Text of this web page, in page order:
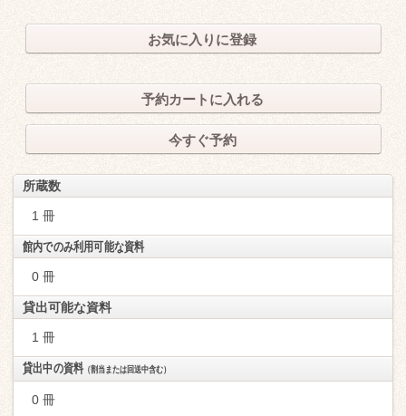
お気に入りに登録
予約カートに入れる
今すぐ予約
所蔵数
1 冊
館内でのみ利用可能な資料
0 冊
貸出可能な資料
1 冊
貸出中の資料（割当または回送中含む）
0 冊